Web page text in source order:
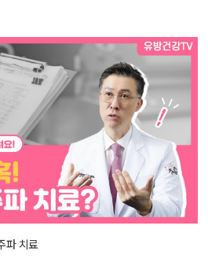
파 치료